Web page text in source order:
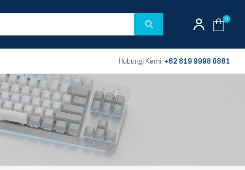
0
Hubungi Kami: +62 819 9998 0881